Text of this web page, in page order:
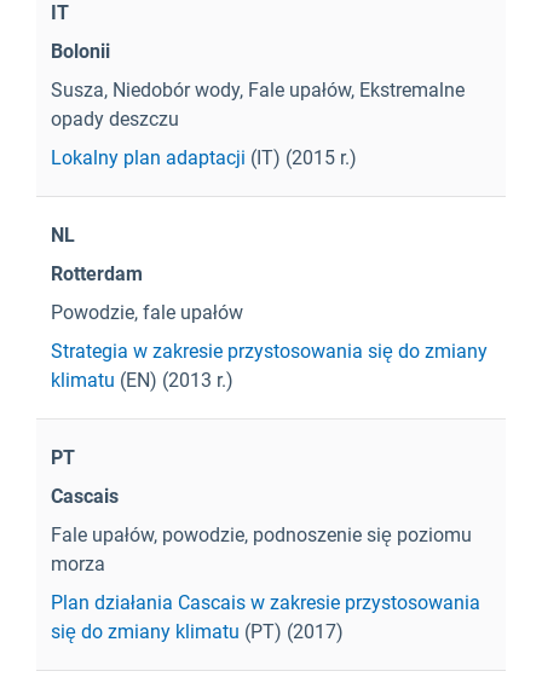
IT
Bolonii
Susza, Niedobór wody, Fale upałów, Ekstremalne
opady deszczu
Lokalny plan adaptacji (IT) (2015 r.)
NL
Rotterdam
Powodzie, fale upałów
Strategia w zakresie przystosowania się do zmiany
klimatu (EN) (2013 r.)
PT
Cascais
Fale upałów, powodzie, podnoszenie się poziomu
morza
Plan działania Cascais w zakresie przystosowania
się do zmiany klimatu (PT) (2017)